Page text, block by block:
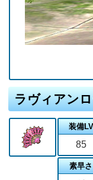
ラヴィアン
装備LV
85
素早さ